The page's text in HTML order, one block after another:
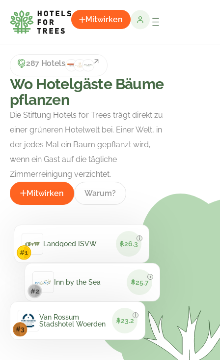
Mitwirken
287 Hotels
Wo Hotelgäste Bäume
pflanzen
Die Stiftung Hotels for Trees trägt direkt zu
einer grüneren Hotelwelt bei. Einer Welt, in
der jedes Mal ein Baum gepflanzt wird,
wenn ein Gast auf die tägliche
Zimmerreinigung verzichtet.
Mitwirken Warum?
Landgoed ISVW 26.3
i
Inn by the Sea 25.7
i
Van Rossum
Stadshotel Woerden
23.2
i